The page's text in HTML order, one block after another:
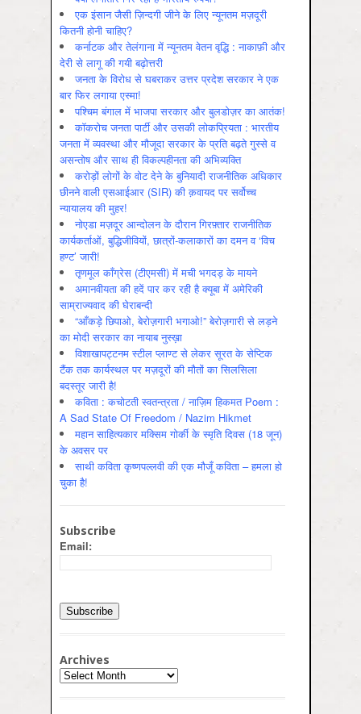
एक इंसान जैसी ज़िन्दगी जीने के लिए न्यूनतम मज़दूरी
कितनी होनी चाहिए?
कर्नाटक और तेलंगाना में न्यूनतम वेतन वृद्धि : नाकाफ़ी और
देरी से लागू की गयी बढ़ोत्तरी
जनता के विरोध से घबराकर उत्तर प्रदेश सरकार ने एक
बार फिर लगाया एस्मा!
पश्चिम बंगाल में भाजपा सरकार और बुलडोज़र का आतंक!
कॉकरोच जनता पार्टी और उसकी लोकप्रियता : भारतीय
जनता में व्‍यवस्‍था और मौजूदा सरकार के प्रति बढ़ते गुस्‍से व
असन्‍तोष और साथ ही विकल्‍पहीनता की अभिव्‍यक्ति
करोड़ों लोगों के वोट देने के बुनियादी राजनीतिक अधिकार
छीनने वाली एसआईआर (SIR) की क़वायद पर सर्वोच्च
न्यायालय की मुहर!
नोएडा मज़दूर आन्दोलन के दौरान गिरफ़्तार राजनीतिक
कार्यकर्ताओं, बुद्धिजीवियों, छात्रों-कलाकारों का दमन व ‘विच
हण्ट’ जारी!
तृणमूल काँग्रेस (टीएमसी) में मची भगदड़ के मायने
अमानवीयता की हदें पार कर रही है क्यूबा में अमेरिकी
साम्राज्यवाद की घेराबन्दी
“आँकड़े छिपाओ, बेरोज़गारी भगाओ!” बेरोज़गारी से लड़ने
का मोदी सरकार का नायाब नुस्ख़ा
विशाखापट्टनम स्टील प्लाण्ट से लेकर सूरत के सेप्टिक
टैंक तक कार्यस्थल पर मज़दूरों की मौतों का सिलसिला
बदस्तूर जारी है!
कविता : कचोटती स्वतन्त्रता / नाज़िम हिकमत Poem :
A Sad State Of Freedom / Nazim Hikmet
महान साहित्यकार मक्सिम गोर्की के स्मृति दिवस (18 जून)
के अवसर पर
साथी कविता कृष्णपल्लवी की एक मौजूँ कविता – हमला हो
चुका है!
Subscribe
Email:
Archives
Archives